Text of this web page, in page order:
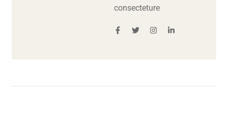
consecteture